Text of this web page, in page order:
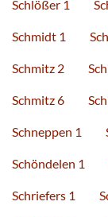
Schlößer 1
Schmidt 1
Schmitz 2
Schmitz 6
Schneppen 1
Schöndelen 1
Schriefers 1